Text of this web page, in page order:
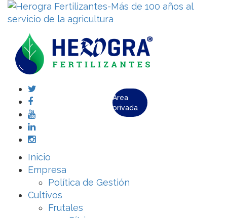
Área
privada
Inicio
Empresa
Política de Gestión
Cultivos
Frutales